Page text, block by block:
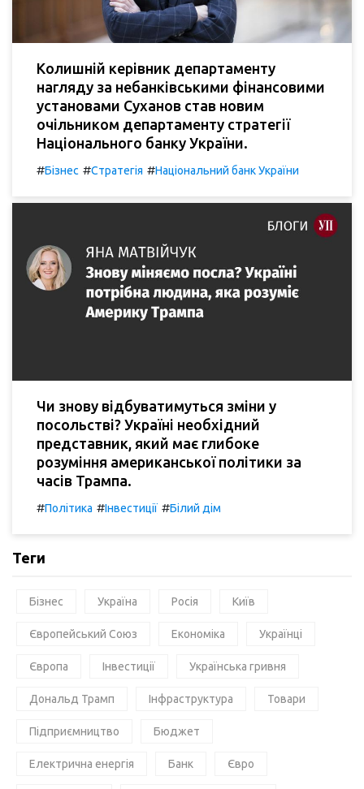
Колишній керівник департаменту
нагляду за небанківськими фінансовими
установами Суханов став новим
очільником департаменту стратегії
Національного банку України.
#Бізнес #Стратегія #Національний банк України
Чи знову відбуватимуться зміни у
посольстві? Україні необхідний
представник, який має глибоке
розуміння американської політики за
часів Трампа.
#Політика #Інвестиції #Білий дім
Теги
Бізнес Україна Росія Київ
Європейський Союз Економіка Українці
Європа Інвестиції Українська гривня
Дональд Трамп Інфраструктура Товари
Підприємництво Бюджет
Електрична енергія Банк Євро